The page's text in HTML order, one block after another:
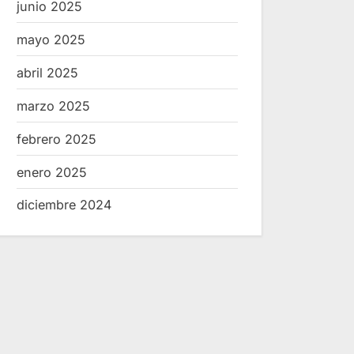
junio 2025
mayo 2025
abril 2025
marzo 2025
febrero 2025
enero 2025
diciembre 2024